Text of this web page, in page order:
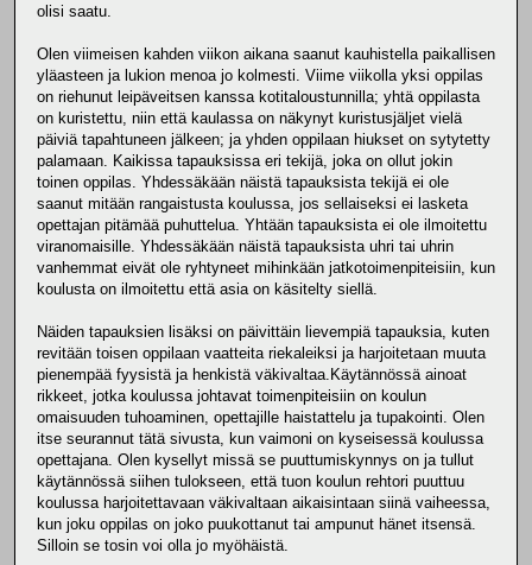
olisi saatu.
Olen viimeisen kahden viikon aikana saanut kauhistella paikallisen
yläasteen ja lukion menoa jo kolmesti. Viime viikolla yksi oppilas
on riehunut leipäveitsen kanssa kotitaloustunnilla; yhtä oppilasta
on kuristettu, niin että kaulassa on näkynyt kuristusjäljet vielä
päiviä tapahtuneen jälkeen; ja yhden oppilaan hiukset on sytytetty
palamaan. Kaikissa tapauksissa eri tekijä, joka on ollut jokin
toinen oppilas. Yhdessäkään näistä tapauksista tekijä ei ole
saanut mitään rangaistusta koulussa, jos sellaiseksi ei lasketa
opettajan pitämää puhuttelua. Yhtään tapauksista ei ole ilmoitettu
viranomaisille. Yhdessäkään näistä tapauksista uhri tai uhrin
vanhemmat eivät ole ryhtyneet mihinkään jatkotoimenpiteisiin, kun
koulusta on ilmoitettu että asia on käsitelty siellä.
Näiden tapauksien lisäksi on päivittäin lievempiä tapauksia, kuten
revitään toisen oppilaan vaatteita riekaleiksi ja harjoitetaan muuta
pienempää fyysistä ja henkistä väkivaltaa.Käytännössä ainoat
rikkeet, jotka koulussa johtavat toimenpiteisiin on koulun
omaisuuden tuhoaminen, opettajille haistattelu ja tupakointi. Olen
itse seurannut tätä sivusta, kun vaimoni on kyseisessä koulussa
opettajana. Olen kysellyt missä se puuttumiskynnys on ja tullut
käytännössä siihen tulokseen, että tuon koulun rehtori puuttuu
koulussa harjoitettavaan väkivaltaan aikaisintaan siinä vaiheessa,
kun joku oppilas on joko puukottanut tai ampunut hänet itsensä.
Silloin se tosin voi olla jo myöhäistä.